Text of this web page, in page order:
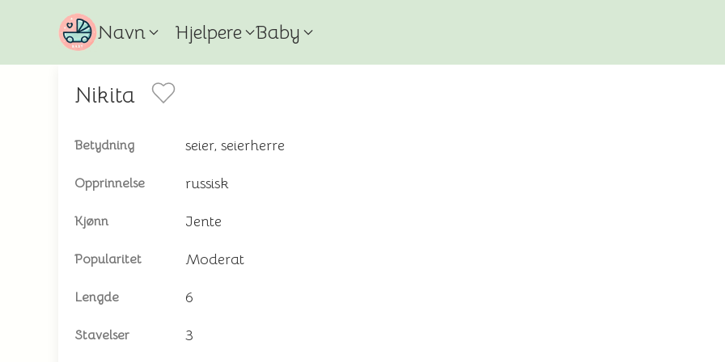
Navn Hjelpere Baby
Nikita
Betydning seier, seierherre
Opprinnelse russisk
Kjønn Jente
Popularitet Moderat
Lengde 6
Stavelser 3